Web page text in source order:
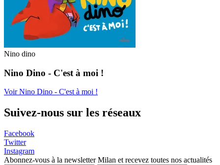
Nino dino
Nino Dino - C'est à moi !
Voir Nino Dino - C'est à moi !
Suivez-nous sur les réseaux
Facebook
Twitter
Instagram
Abonnez-vous à la newsletter Milan et recevez toutes nos actualités